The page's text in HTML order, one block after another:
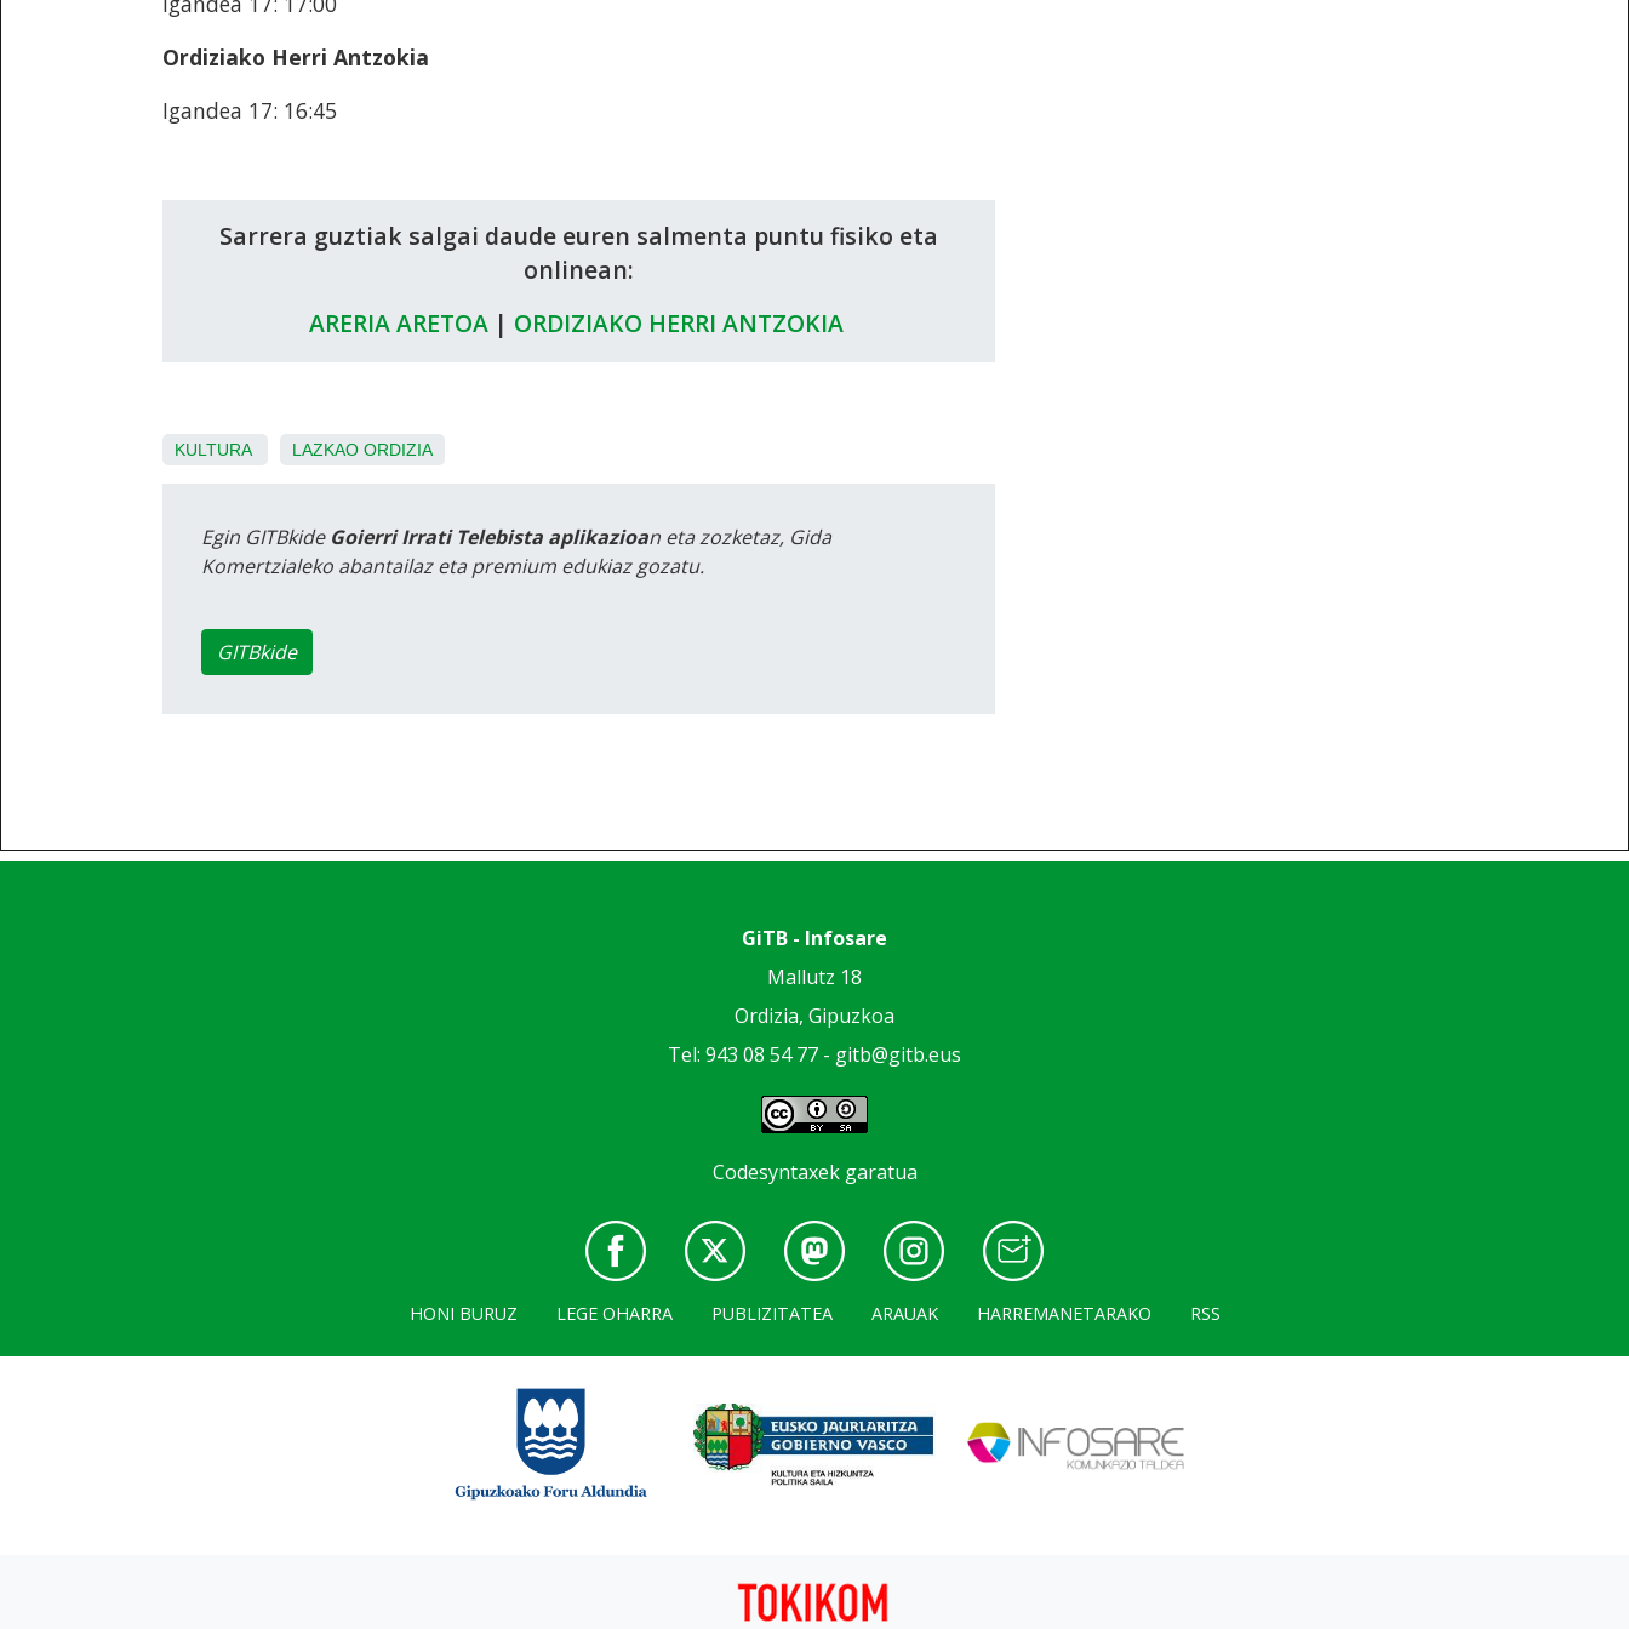
Ordiziako Herri Antzokia
Igandea 17: 16:45
Sarrera guztiak salgai daude euren salmenta puntu fisiko eta
onlinean:
ARERIA ARETOA| ORDIZIAKO HERRI ANTZOKIA
KULTURA LAZKAO ORDIZIA
Egin GITBkide Goierri Irrati Telebista aplikazioan eta zozketaz, Gida
Komertzialeko abantailaz eta premium edukiaz gozatu.
GITBkide
GiTB - Infosare
Mallutz 18
Ordizia, Gipuzkoa
Tel: 943 08 54 77 - gitb@gitb.eus
Codesyntaxek garatua
HONI BURUZ LEGE OHARRA PUBLIZITATEA ARAUAK HARREMANETARAKO RSS